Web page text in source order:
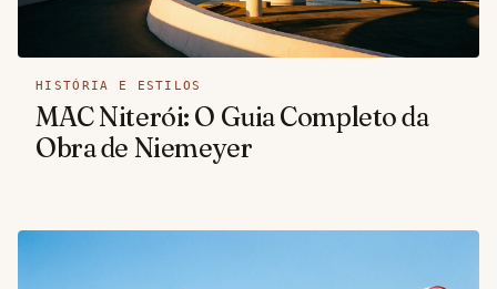
HISTÓRIA E ESTILOS
MAC Niterói: O Guia Completo da
Obra de Niemeyer